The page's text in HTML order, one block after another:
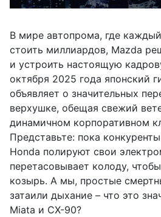
В мире автопрома, где
стоить миллиардов, Mazda
и устроить настоящую
октября 2025 года японский
объявляет о значительных
верхушке, обещая свежий
динамичном корпоративном
Представьте: пока
Honda полируют свои
перетасовывает колоду,
козырь. А мы, простые
затаили дыхание – что это
Miata и CX-90?